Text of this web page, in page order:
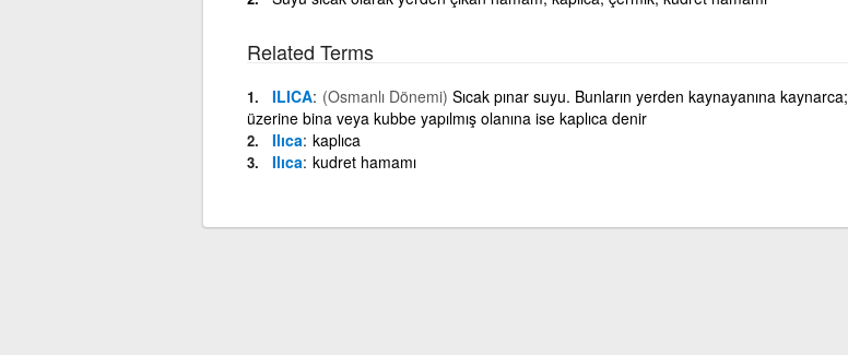
Related Terms
ILICA (Osmanlı Dönemi) Sıcak pınar suyu. Bunların yerden kaynayanına kaynarca;
üzerine bina veya kubbe yapılmış olanına ise kaplıca denir
Ilıca kaplıca
Ilıca kudret hamamı